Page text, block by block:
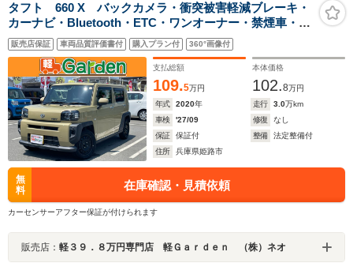
タフト 660 X バックカメラ・衝突被害軽減ブレーキ・
カーナビ・Bluetooth・ETC・ワンオーナー・禁煙車・フ
ルセグTV・CD/DVD再生・スマートキー&プッシュスター
ト・ベンチシート・ルームクリーニング
販売店保証 車両品質評価書付 購入プラン付 360°画像付
支払総額
109.5万円
本体価格
102.8万円
年式
2020年 走行 3.0万km
車検
'27/09 修復
なし
保証
保証付 整備
法定整備付
住所
兵庫県姫路市
無
料
在庫確認・見積依頼
カーセンサーアフター保証が付けられます
販売店： 軽３９．８万円専門店 軽Ｇａｒｄｅｎ （株）ネオ